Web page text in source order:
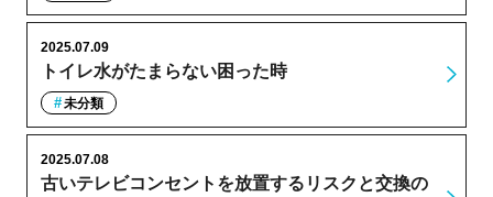
トイレ水がたまらない困った時
2025.07.09
未分類
古いテレビコンセントを放置するリスクと交換の
2025.07.08